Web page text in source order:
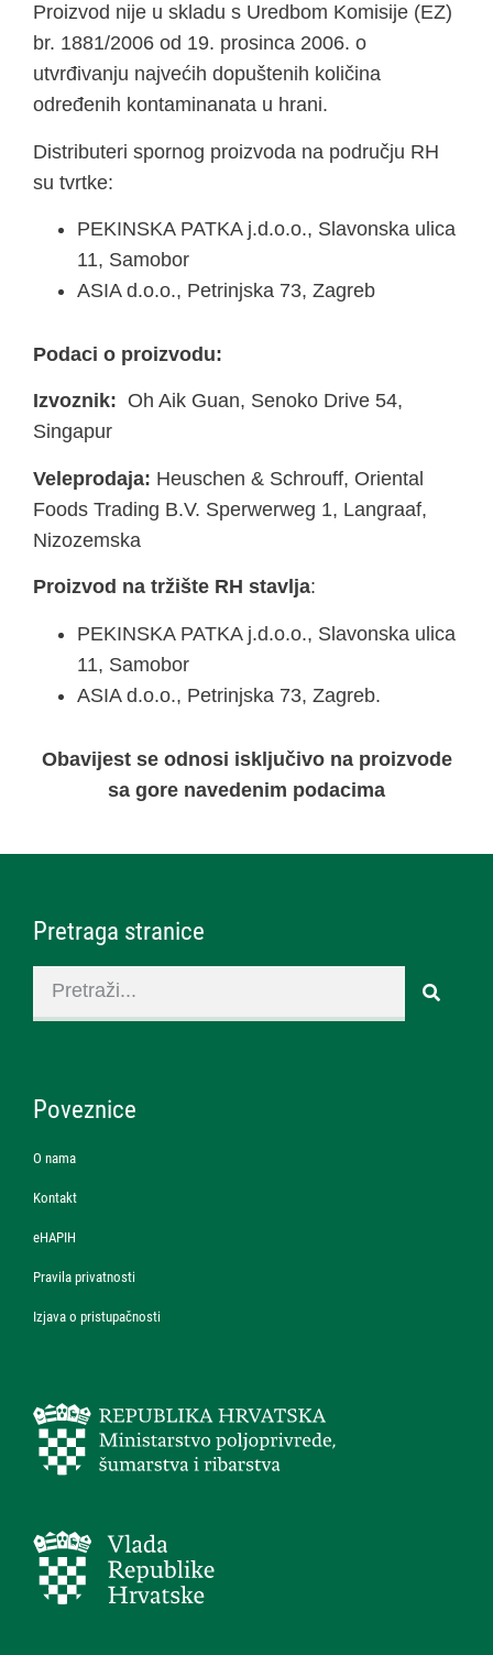
Proizvod nije u skladu s Uredbom Komisije (EZ)
br. 1881/2006 od 19. prosinca 2006. o
utvrđivanju najvećih dopuštenih količina
određenih kontaminanata u hrani.
Distributeri spornog proizvoda na području RH
su tvrtke:
PEKINSKA PATKA j.d.o.o., Slavonska ulica
11, Samobor
ASIA d.o.o., Petrinjska 73, Zagreb
Podaci o proizvodu:
Izvoznik: Oh Aik Guan, Senoko Drive 54,
Singapur
Veleprodaja: Heuschen & Schrouff, Oriental
Foods Trading B.V. Sperwerweg 1, Langraaf,
Nizozemska
Proizvod na tržište RH stavlja:
PEKINSKA PATKA j.d.o.o., Slavonska ulica
11, Samobor
ASIA d.o.o., Petrinjska 73, Zagreb.
Obavijest se odnosi isključivo na proizvode
sa gore navedenim podacima
Pretraga stranice
Poveznice
O nama
Kontakt
eHAPIH
Pravila privatnosti
Izjava o pristupačnosti